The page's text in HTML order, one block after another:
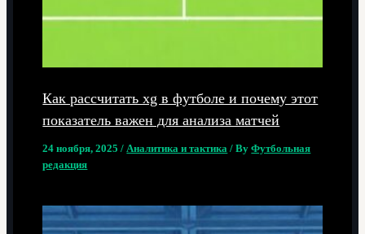
Как рассчитать xg в футболе и почему этот
показатель важен для анализа матчей
24 ноября, 2025/Аналитика и тактика / ByФутбольная
редакция